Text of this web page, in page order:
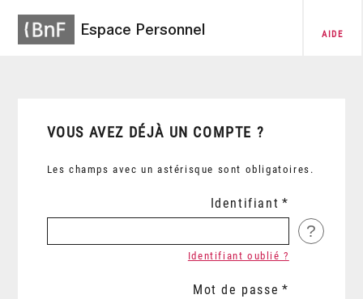
Espace Personnel AIDE
VOUS AVEZ DÉJÀ UN COMPTE ?
Les champs avec un astérisque sont obligatoires.
Identifiant
?
Identifiant oublié ?
Mot de passe